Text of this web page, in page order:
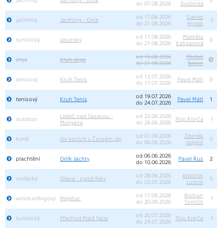
do 07.08.2026
Svoboda
jachting Jachting - Orlík
od 17.08.2026
do 21.08.2026
Daniel
Hynek
-2
turistický Jeseníky
od 17.08.2026
do 21.08.2026
Markéta
Kašparová
0
jóga Kruh Jóga
od 16.08.2026
do 21.08.2026
Michal
Baron
tenisový Kruh Tenis
od 12.07.2026
do 17.07.2026
Pavel Mátl 0
tenisový Kruh Tenis
od 19.07.2026
do 24.07.2026
Pavel Mátl 1
outdoor
Ledeč nad Sázavou -
Morgana
od 22.06.2026
do 26.06.2026
Filip Krejča -1
koně Na koních v Českém ráji
od 01.09.2026
do 06.09.2026
Zdeněk
Valjent
0
plachtění Orlík Jachty
od 06.06.2026
do 10.06.2026
Pavel Rus 2
vodácký Otava - sjezd řeky
od 28.06.2026
do 03.07.2026
Antonín
Ludvík
0
windsurfingový Pelješac
od 11.09.2026
do 20.09.2026
Roman
Tomčík
-1
turistický Přechod Malá Fatra
od 20.07.2026
do 24.07.2026
Filip Krejča -1